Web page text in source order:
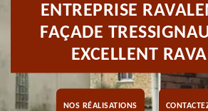
ENTREPRISE
FAÇADE
EXCELLENT
NOS RÉALISATIONS